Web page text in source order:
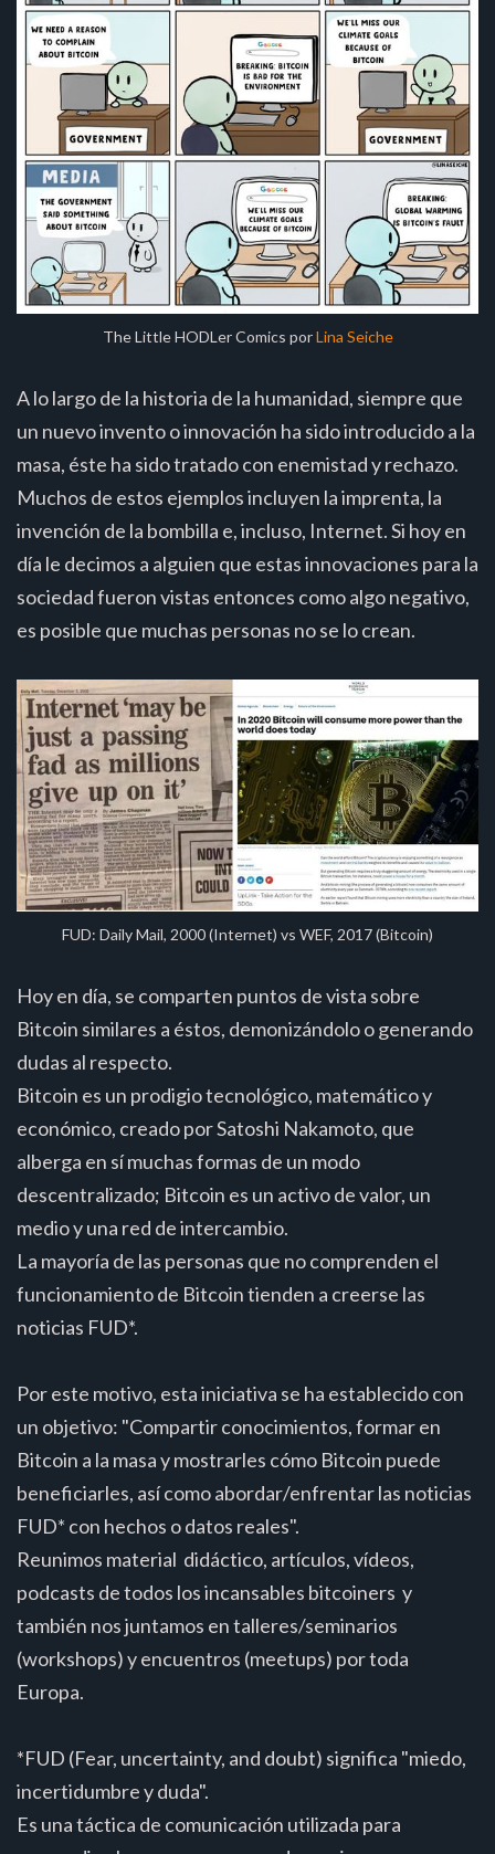
The Little HODLer Comics porLina Seiche
A lo largo de la historia de la humanidad, siempre que
un nuevo invento o innovación ha sido introducido a la
masa, éste ha sido tratado con enemistad y rechazo.
Muchos de estos ejemplos incluyen la imprenta, la
invención de la bombilla e, incluso, Internet. Si hoy en
día le decimos a alguien que estas innovaciones para la
sociedad fueron vistas entonces como algo negativo,
es posible que muchas personas no se lo crean.
FUD: Daily Mail, 2000 (Internet) vs WEF, 2017 (Bitcoin)
Hoy en día, se comparten puntos de vista sobre
Bitcoin similares a éstos, demonizándolo o generando
dudas al respecto.
Bitcoin es un prodigio tecnológico, matemático y
económico, creado por Satoshi Nakamoto, que
alberga en sí muchas formas de un modo
descentralizado; Bitcoin es un activo de valor, un
medio y una red de intercambio.
La mayoría de las personas que no comprenden el
funcionamiento de Bitcoin tienden a creerse las
noticias FUD*.
Por este motivo, esta iniciativa se ha establecido con
un objetivo: "Compartir conocimientos, formar en
Bitcoin a la masa y mostrarles cómo Bitcoin puede
beneficiarles, así como abordar/enfrentar las noticias
FUD* con hechos o datos reales".
Reunimos material didáctico, artículos, vídeos,
podcasts de todos los incansables bitcoiners y
también nos juntamos en talleres/seminarios
(workshops) y encuentros (meetups) por toda
Europa.
*FUD (Fear, uncertainty, and doubt) significa "miedo,
incertidumbre y duda".
Es una táctica de comunicación utilizada para